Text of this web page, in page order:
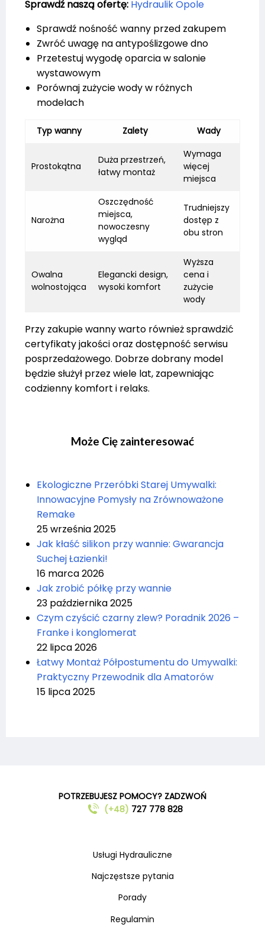
Sprawdź naszą ofertę: Hydraulik Opole
Sprawdź nośność wanny przed zakupem
Zwróć uwagę na antypoślizgowe dno
Przetestuj wygodę oparcia w salonie
wystawowym
Porównaj zużycie wody w różnych
modelach
Typ wanny Zalety Wady
Prostokątna
Duża przestrzeń,
łatwy montaż
Wymaga
więcej
miejsca
Narożna
Oszczędność
miejsca,
nowoczesny
wygląd
Trudniejszy
dostęp z
obu stron
Owalna
wolnostojąca
Elegancki design,
wysoki komfort
Wyższa
cena i
zużycie
wody
Przy zakupie wanny warto również sprawdzić
certyfikaty jakości oraz dostępność serwisu
posprzedażowego. Dobrze dobrany model
będzie służył przez wiele lat, zapewniając
codzienny komfort i relaks.
Może Cię zainteresować
Ekologiczne Przeróbki Starej Umywalki:
Innowacyjne Pomysły na Zrównoważone
Remake
25 września 2025
Jak kłaść silikon przy wannie: Gwarancja
Suchej Łazienki!
16 marca 2026
Jak zrobić półkę przy wannie
23 października 2025
Czym czyścić czarny zlew? Poradnik 2026 –
Franke i konglomerat
22 lipca 2026
Łatwy Montaż Półpostumentu do Umywalki:
Praktyczny Przewodnik dla Amatorów
15 lipca 2025
POTRZEBUJESZ POMOCY? ZADZWOŃ
(+48) 727 778 828
Usługi Hydrauliczne
Najczęstsze pytania
Porady
Regulamin